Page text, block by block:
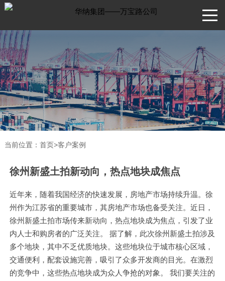
当前位置： 首页>客户案例
徐州新盛土拍新动向，热点地块成焦点
近年来，随着我国经济的快速发展，房地产市场持续升温。徐
州作为江苏省的重要城市，其房地产市场也备受关注。近日，
徐州新盛土拍市场传来新动向，热点地块成为焦点，引发了业
内人士和购房者的广泛关注。 据了解，此次徐州新盛土拍涉及
多个地块，其中不乏优质地块。这些地块位于城市核心区域，
交通便利，配套设施完善，吸引了众多开发商的目光。在激烈
的竞争中，这些热点地块成为众人争抢的对象。 我们要关注的